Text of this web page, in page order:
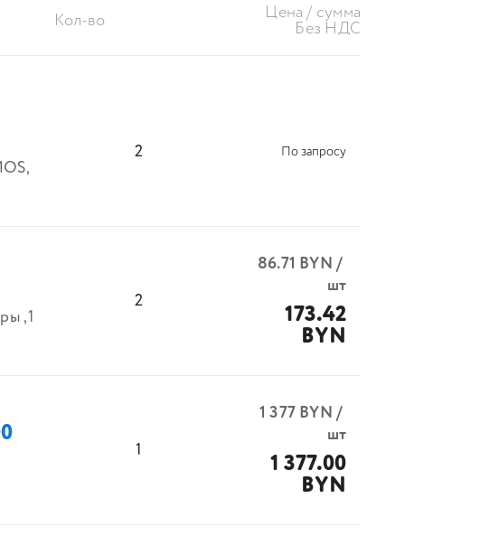
Кол-во Цена / сумма
Без НДС
2 По запросу
,1
2
86.71 BYN/
шт
173.42
BYN
1
1 377BYN/
шт
1 377.00
BYN